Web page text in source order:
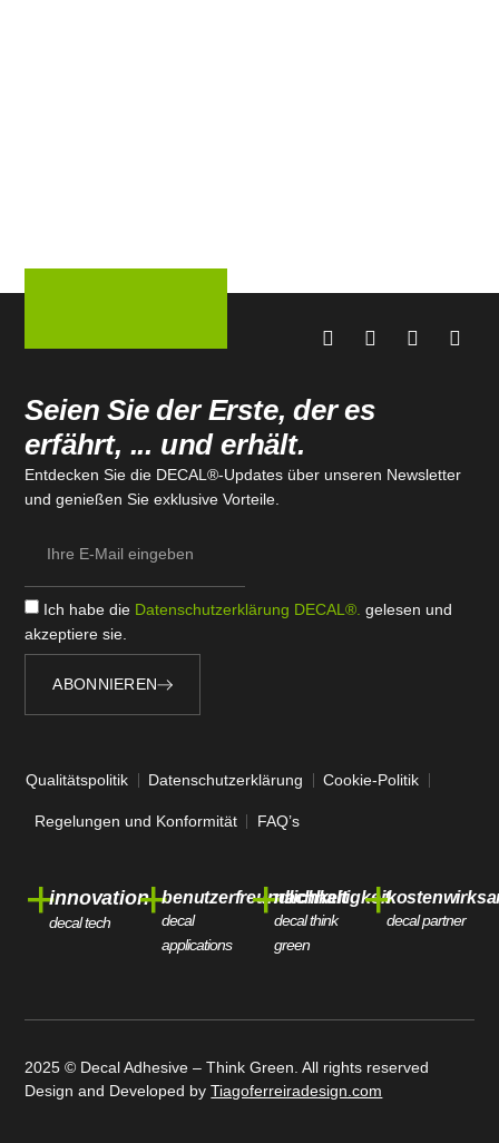
+innovation
decal tech +benutzerfreundlichkeit
decal
applications
+nachhaltigkeit
decal think
green
+decal partner
Seien Sie der Erste, der es
erfährt, ... und erhält.
Entdecken Sie die DECAL®-Updates über unseren Newsletter
und genießen Sie exklusive Vorteile.
Ich habe die Datenschutzerklärung DECAL®. gelesen und
akzeptiere sie.
ABONNIEREN
Qualitätspolitik Datenschutzerklärung Cookie-Politik
Regelungen und Konformität FAQ’s
2025 © Decal Adhesive – Think Green. All rights reserved
Design and Developed byTiagoferreiradesign.com